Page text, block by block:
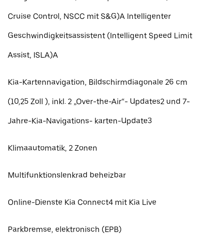
Cruise Control, NSCC mit S&G)A Intelligenter
Geschwindigkeitsassistent (Intelligent Speed Limit
Assist, ISLA)A
Kia-Kartennavigation, Bildschirmdiagonale 26 cm
(10,25 Zoll ), inkl. 2 „Over-the-Air“- Updates2 und 7-
Jahre-Kia-Navigations- karten-Update3
Klimaautomatik, 2 Zonen
Multifunktionslenkrad beheizbar
Online-Dienste Kia Connect4 mit Kia Live
Parkbremse, elektronisch (EPB)